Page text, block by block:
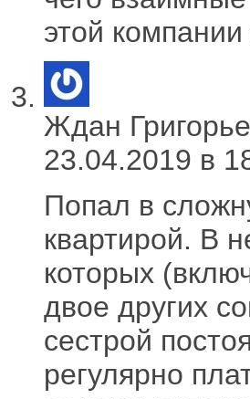
этой
Ждан
23.04.2019 в
Попал в
квартирой. В
которых
двое других
сестрой
регулярно